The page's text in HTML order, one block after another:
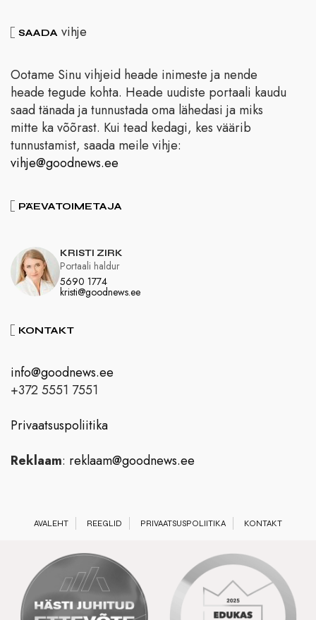
SAADA vihje
Ootame Sinu vihjeid heade inimeste ja nende
heade tegude kohta. Heade uudiste portaali kaudu
saad tänada ja tunnustada oma lähedasi ja miks
mitte ka võõrast. Kui tead kedagi, kes väärib
tunnustamist, saada meile vihje:
vihje@goodnews.ee
PÄEVATOIMETAJA
KRISTI ZIRK
5690 1774
kristi@goodnews.ee
Portaali haldur
KONTAKT
info@goodnews.ee
+372 5551 7551
Privaatsuspoliitika
Reklaam: reklaam@goodnews.ee
AVALEHT REEGLID PRIVAATSUSPOLIITIKA KONTAKT